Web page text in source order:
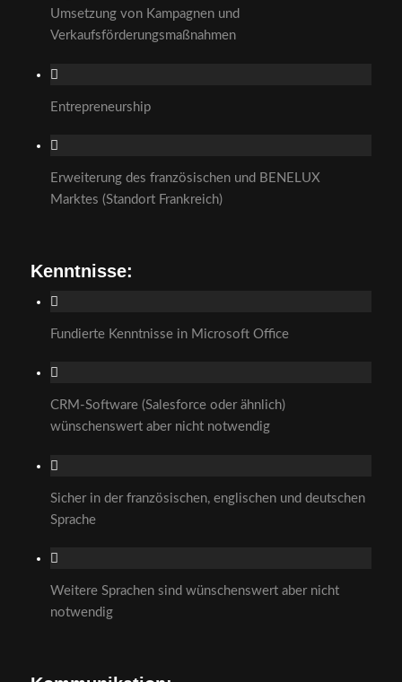
Umsetzung von Kampagnen und
Verkaufsförderungsmaßnahmen
Entrepreneurship
Erweiterung des französischen und BENELUX
Marktes (Standort Frankreich)
Kenntnisse:
Fundierte Kenntnisse in Microsoft Office
CRM-Software (Salesforce oder ähnlich)
wünschenswert aber nicht notwendig
Sicher in der französischen, englischen und deutschen
Sprache
Weitere Sprachen sind wünschenswert aber nicht
notwendig